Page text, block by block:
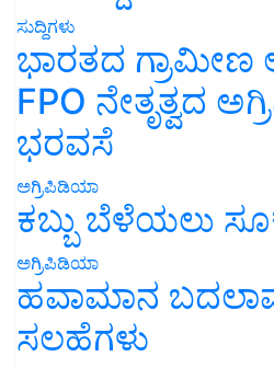
ಸುದ್ದಿಗಳು
ಭಾರತದ ಗ್ರಾಮೀಣ
FPO ನೇತೃತ್ವದ
ಭರವಸೆ
ಅಗ್ರಿಪಿಡಿಯಾ
ಕಬ್ಬು ಬೆಳೆಯಲು
ಅಗ್ರಿಪಿಡಿಯಾ
ಹವಾಮಾನ
ಸಲಹೆಗಳು